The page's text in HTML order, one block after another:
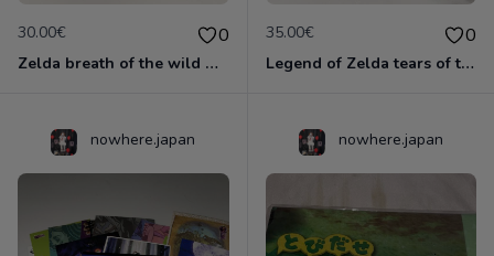
30.00€ 0
Zelda breath of the wild Nintendo switch Japon officiel mascot figurines keychain
35.00€ 0
Legend of Zelda tears of the kingdom Nintendo switch rakuten collector set Japon
nowhere.japan nowhere.japan